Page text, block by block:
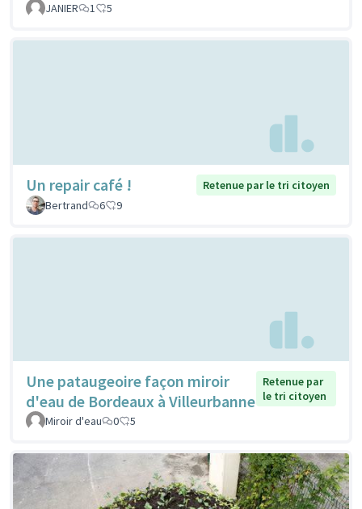
JANIER 1 5
Un repair café !
Retenue par le tri citoyen
Bertrand
6 9
Une pataugeoire façon miroir
d'eau de Bordeaux à Villeurbanne
Retenue par
le tri citoyen
Miroir d'eau
0 5